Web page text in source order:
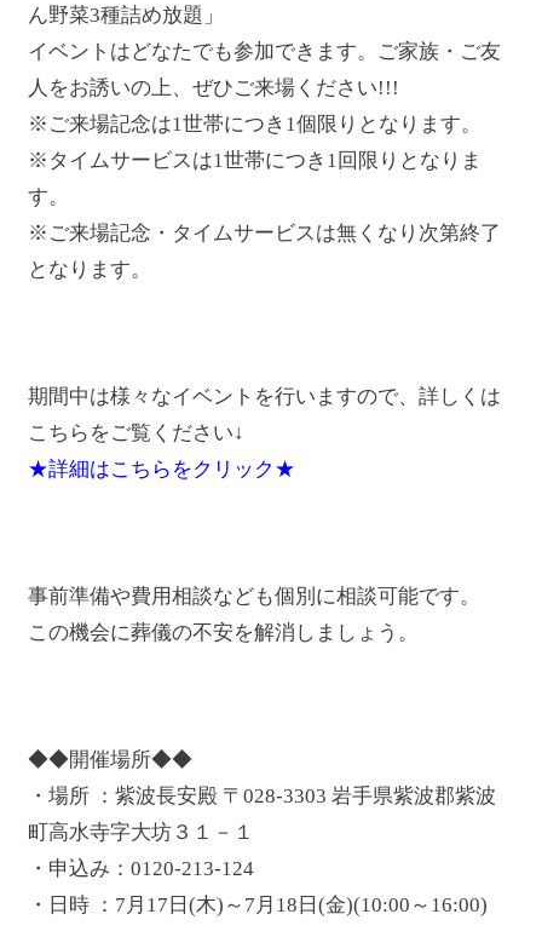
ん野菜3種詰め放題」
イベントはどなたでも参加できます。ご家族・ご友
人をお誘いの上、ぜひご来場ください!!!
※ご来場記念は1世帯につき1個限りとなります。
※タイムサービスは1世帯につき1回限りとなりま
す。
※ご来場記念・タイムサービスは無くなり次第終了
となります。
期間中は様々なイベントを行いますので、詳しくは
こちらをご覧ください↓
★詳細はこちらをクリック★
事前準備や費用相談なども個別に相談可能です。
この機会に葬儀の不安を解消しましょう。
◆◆開催場所◆◆
・場所 ：紫波長安殿 〒028-3303 岩手県紫波郡紫波
町高水寺字大坊３１－１
・申込み：0120-213-124
・日時 ：7月17日(木)～7月18日(金)(10:00～16:00)